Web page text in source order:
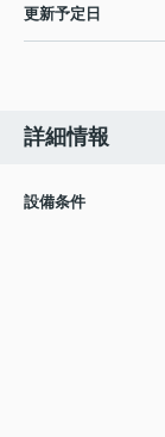
更新予定日
詳細情報
設備条件